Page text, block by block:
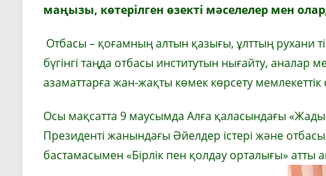
маңызы, көтерілген өзекті мәселелер мен
Отбасы – қоғамның алтын қазығы, ұлттың рухани
бүгінгі таңда отбасы институтын нығайту,
азаматтарға жан-жақты көмек көрсету
Осы мақсатта 9 маусымда Алға қаласындағы
Президенті жанындағы Әйелдер істері және
бастамасымен «Бірлік пен қолдау орталығы» атты